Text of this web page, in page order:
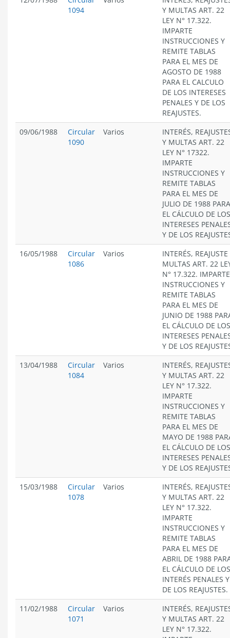
1094
Y MULTAS ART. 22
LEY N° 17.322.
IMPARTE
INSTRUCCIONES Y
REMITE TABLAS
PARA EL MES DE
AGOSTO DE 1988
PARA EL CALCULO
DE LOS INTERESES
PENALES Y DE LOS
REAJUSTES.
09/06/1988
Circular
1090
Varios
INTERÉS,
Y MULTAS ART. 22
LEY N° 17322.
IMPARTE
INSTRUCCIONES Y
REMITE TABLAS
PARA EL MES DE
JULIO DE 1988 PARA
EL CÁLCULO DE LOS
INTERESES
Y DE LOS
16/05/1988
Circular
1086
Varios
INTERÉS, REAJUSTE
MULTAS ART. 22
N° 17.322. IMPARTE
INSTRUCCIONES Y
REMITE TABLAS
PARA EL MES DE
JUNIO DE 1988
EL CÁLCULO DE LOS
INTERESES
Y DE LOS
13/04/1988
Circular
1084
Varios
INTERÉS,
Y MULTAS ART. 22
LEY N° 17.322.
IMPARTE
INSTRUCCIONES Y
REMITE TABLAS
PARA EL MES DE
MAYO DE 1988
EL CÁLCULO DE LOS
INTERESES
Y DE LOS
15/03/1988
Circular
1078
Varios
INTERÉS,
Y MULTAS ART. 22
LEY N° 17.322.
IMPARTE
INSTRUCCIONES Y
REMITE TABLAS
PARA EL MES DE
ABRIL DE 1988
EL CÁLCULO DE LOS
INTERÉS PENALES Y
DE LOS REAJUSTES.
11/02/1988
Circular
1071
Varios
INTERÉS,
Y MULTAS ART. 22
LEY N° 17.322.